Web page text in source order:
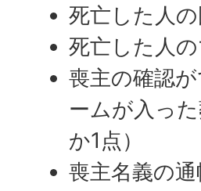
死亡した人
死亡した人
喪主の確認
ームが入っ
か1点）
喪主名義の